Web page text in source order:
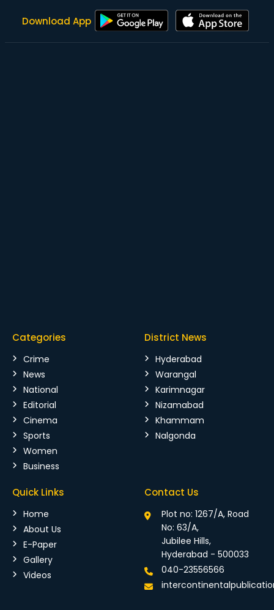
Download App
Categories
Crime
News
National
Editorial
Cinema
Sports
Women
Business
District News
Hyderabad
Warangal
Karimnagar
Nizamabad
Khammam
Nalgonda
Quick Links
Home
About Us
E-Paper
Gallery
Videos
Contact Us
Plot no: 1267/A, Road
No: 63/A,
Jubilee Hills,
Hyderabad - 500033
040-23556566